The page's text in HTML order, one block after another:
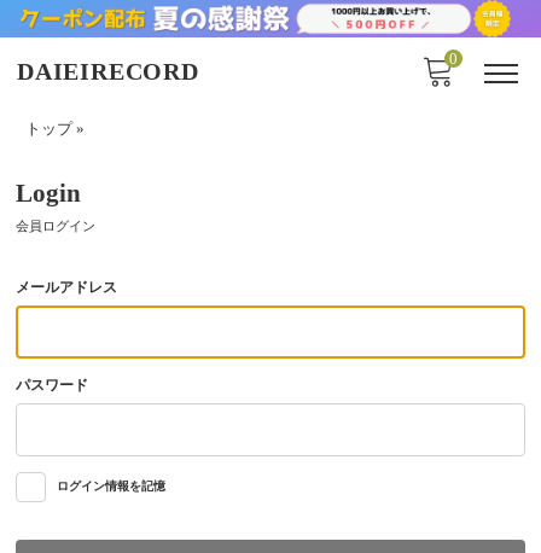
DAIEIRECORD 0
トップ»
Login
会員ログイン
メールアドレス
パスワード
ログイン情報を記憶